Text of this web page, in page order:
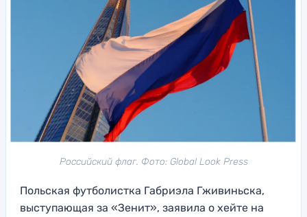
Российский флаг. Фото: Global Look Press
Польская футболистка Габриэла Гживиньска,
выступающая за «Зенит», заявила о хейте на